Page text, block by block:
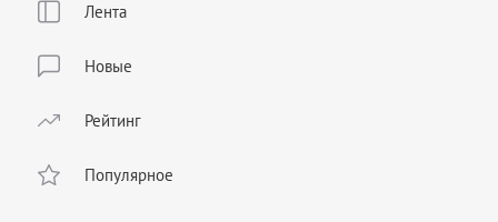
Лента
Новые
Рейтинг
Популярное